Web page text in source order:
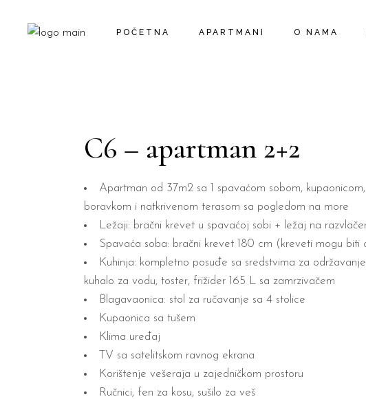
POČETNA APARTMANI O NAMA
C6 – apartman 2+2
Apartman od 37m2 sa 1 spavaćom sobom,
boravkom i natkrivenom terasom sa pogledom na more
Ležaji: bračni krevet u spavaćoj sobi + ležaj na
Spavaća soba: bračni krevet 180 cm (kreveti mogu biti
Kuhinja: kompletno posuđe sa sredstvima za
kuhalo za vodu, toster, frižider 165 L sa zamrzivačem
Blagavaonica: stol za ručavanje sa 4 stolice
Kupaonica sa tušem
Klima uređaj
TV sa satelitskom ravnog ekrana
Korištenje vešeraja u zajedničkom prostoru
Ručnici, fen za kosu, sušilo za veš